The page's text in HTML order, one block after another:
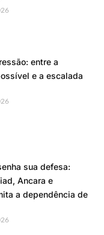
entre a
e a escalada
sua defesa:
Ancara e
a dependência de